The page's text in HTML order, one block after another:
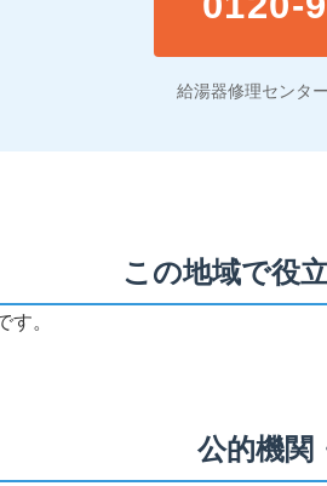
給湯器修理センタ
この地域で役
す。
公的機関